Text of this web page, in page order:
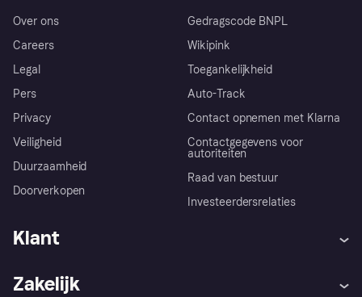
Over ons
Careers
Legal
Pers
Privacy
Veiligheid
Duurzaamheid
Doorverkopen
Gedragscode BNPL
Wikipink
Toegankelijkheid
Auto-Track
Contact opnemen met Klarna
Contactgegevens voor
autoriteiten
Raad van bestuur
Investeerdersrelaties
Klant
Zakelijk